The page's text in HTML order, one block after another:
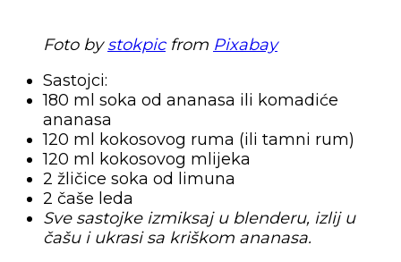
Foto bystokpicfrom Pixabay
Sastojci:
180 ml soka od ananasa ili komadiće
ananasa
120 ml kokosovog ruma (ili tamni rum)
120 ml kokosovog mlijeka
2 žličice soka od limuna
2 čaše leda
Sve sastojke izmiksaj u blenderu, izlij u
čašu i ukrasi sa kriškom ananasa.